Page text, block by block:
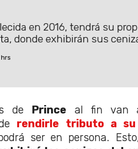
en 2016, tendrá su
donde exhibirán sus
hrs
de Prince al fin van
rendirle tributo a
ser en persona.